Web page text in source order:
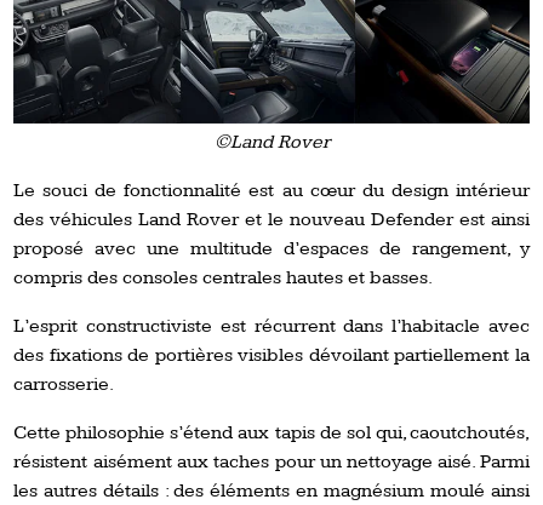
©Land Rover
Le souci de fonctionnalité est au cœur du design intérieur
des véhicules Land Rover et le nouveau Defender est ainsi
proposé avec une multitude d’espaces de rangement, y
compris des consoles centrales hautes et basses.
L’esprit constructiviste est récurrent dans l’habitacle avec
des fixations de portières visibles dévoilant partiellement la
carrosserie.
Cette philosophie s’étend aux tapis de sol qui, caoutchoutés,
résistent aisément aux taches pour un nettoyage aisé. Parmi
les autres détails : des éléments en magnésium moulé ainsi